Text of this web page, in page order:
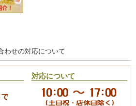
わせの対応について
対応について